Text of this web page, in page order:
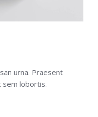
urna. Praesent
sem lobortis.